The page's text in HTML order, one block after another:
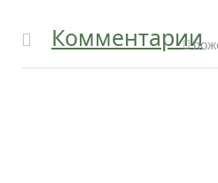
Комментарии